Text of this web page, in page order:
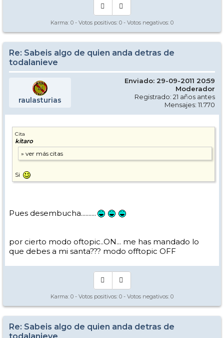
Karma: 0 - Votos positivos: 0 - Votos negativos: 0
Re: Sabeis algo de quien anda detras de
todalanieve
raulasturias
Enviado: 29-09-2011 20:59
Moderador
Registrado: 21 años antes
Mensajes: 11.770
Cita
kitaro
Si
Pues desembucha..........
por cierto modo oftopic..ON... me has mandado lo
que debes a mi santa??? modo offtopic OFF
Karma: 0 - Votos positivos: 0 - Votos negativos: 0
Re: Sabeis algo de quien anda detras de